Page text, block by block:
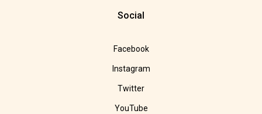
Social
Facebook
Instagram
Twitter
YouTube